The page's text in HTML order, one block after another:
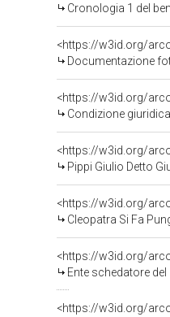
Cronologia 1 del
Documentazione
<https://w3id.org/
Condizione
<https://w3id.org/
Pippi Giulio Detto
<https://w3id.org/
Cleopatra Si Fa
<https://w3id.org/
Ente schedatore
<https://w3id.org/